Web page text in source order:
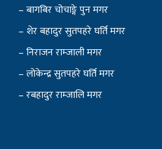
– बागबिर चोचाङ्गे पुन मगर
– शेर बहादुर सुतपहरे घर्ति मगर
– निराजन राम्जाली मगर
– लोकेन्द्र सुतपहरे घर्ति मगर
– रबहादुर राम्जालि मगर